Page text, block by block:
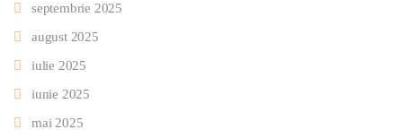
septembrie 2025
august 2025
iulie 2025
iunie 2025
mai 2025